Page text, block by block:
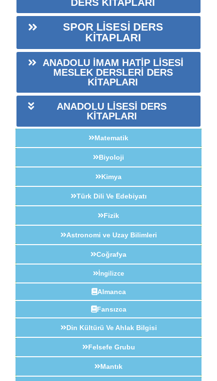
SPOR LİSESİ DERS
KİTAPLARI
ANADOLU İMAM HATİP LİSESİ
MESLEK DERSLERİ DERS
KİTAPLARI
ANADOLU LİSESİ DERS
KİTAPLARI
Matematik
Biyoloji
Kimya
Türk Dili Ve Edebiyatı
Fizik
Astronomi ve Uzay Bilimleri
Coğrafya
İngilizce
Almanca
Fansızca
Din Kültürü Ve Ahlak Bilgisi
Felsefe Grubu
Mantık